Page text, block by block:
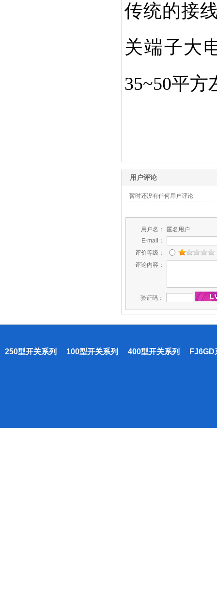
传统的接
关端子大
35~50平
用户评论
暂时还没有任何用户评论
用户名：
匿名用户
E-mail：
评价等级：
评论内容：
验证码：
250型开关系列 100型开关系列 400型开关系列 FJ6GD